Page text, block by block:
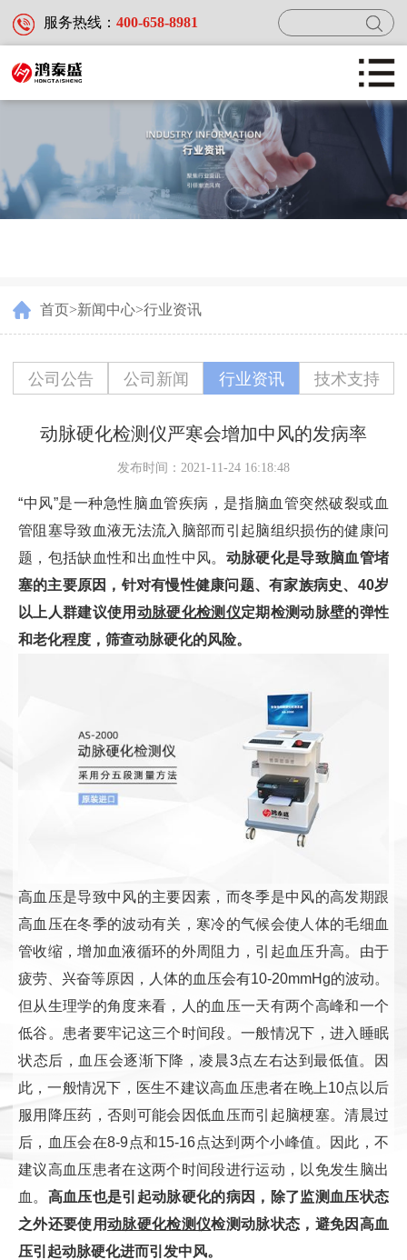
服务热线： 400-658-8981
首页
服务及案例
关于鸿泰盛
首页>新闻中心>行业资讯
公司公告 公司新闻 行业资讯 技术支持
动脉硬化检测仪严寒会增加中风的发病率
发布时间：2021-11-24 16:18:48
“中风”是一种急性脑血管疾病，是指脑血管突然破裂或血
管阻塞导致血液无法流入脑部而引起脑组织损伤的健康问
题，包括缺血性和出血性中风。 动脉硬化是导致脑血管堵
塞的主要原因，针对有慢性健康问题、有家族病史、40岁
以上人群建议使用 动脉硬化检测仪定期检测动脉壁的弹性
和老化程度，筛查动脉硬化的风险。
高血压是导致中风的主要因素，而冬季是中风的高发期跟
高血压在冬季的波动有关，寒冷的气候会使人体的毛细血
管收缩，增加血液循环的外周阻力，引起血压升高。 由于
疲劳、兴奋等原因，人体的血压会有10-20mmHg的波动。
但从生理学的角度来看，人的血压一天有两个高峰和一个
低谷。患者要牢记这三个时间段。一般情况下，进入睡眠
状态后，血压会逐渐下降，凌晨3点左右达到最低值。因
此，一般情况下，医生不建议高血压患者在晚上10点以后
服用降压药，否则可能会因低血压而引起脑梗塞。清晨过
后，血压会在8-9点和15-16点达到两个小峰值。因此，不
建议高血压患者在这两个时间段进行运动，以免发生脑出
血。 高血压也是引起动脉硬化的病因，除了监测血压状态
之外还要使用动脉硬化检测仪检测动脉状态，避免因高血
压引起动脉硬化进而引发中风。